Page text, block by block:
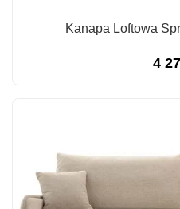
Kanapa Loftowa
4